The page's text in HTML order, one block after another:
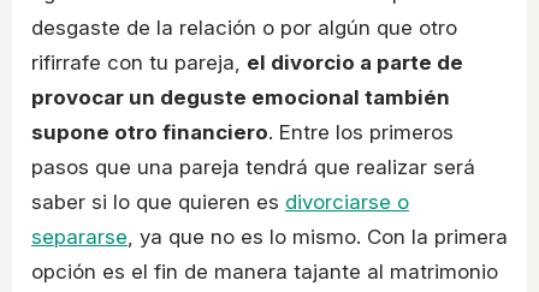
desgaste de la relación o por algún que otro
rifirrafe con tu pareja, el divorcio a parte de
provocar un deguste emocional también
supone otro financiero. Entre los primeros
pasos que una pareja tendrá que realizar será
saber si lo que quieren es divorciarse o
separarse , ya que no es lo mismo. Con la primera
opción es el fin de manera tajante al matrimonio